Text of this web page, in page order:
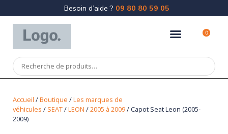
Besoin d’aide ? 09 80 80 59 05
0
Accueil /Boutique /Les marques de
véhicules / SEAT/LEON /2005 à 2009/ Capot Seat Leon (2005-
2009)